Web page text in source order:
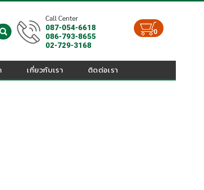
Call Center
087-054-6618
086-793-8655
02-729-3168
0
เกี่ยวกับเรา ติดต่อเรา